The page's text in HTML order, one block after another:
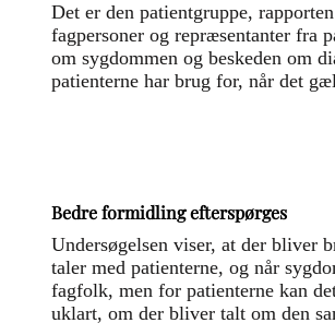
Det er den patientgruppe,
fagpersoner og repræsentanter fra
om sygdommen og beskeden om
patienterne har brug for, når det
Bedre formidling efterspørges
Undersøgelsen viser, at der bliver
taler med patienterne, og når
fagfolk, men for patienterne kan
uklart, om der bliver talt om den